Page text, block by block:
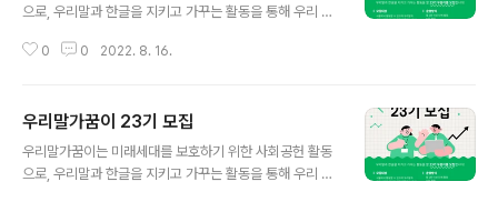
으로, 우리말과 한글을 지키고 가꾸는 활동을 통해 우리 문
배려하는 언어문화 환경을 만드는 일을 합니다. ​ ▣ 지원하
을 대상으로 우리말 사랑 행사를 진행합니다. ​ 우리말가꿈
이는 단지 순우리말 혹은 토박이말을 소개하고 홍보하는
활동에만 그치지 않고, 우리말과 한글을 함부로 사용하여
0 0 2022. 8. 16.
우리말가꿈이 23기 모집
우리말가꿈이는 미래세대를 보호하기 위한 사회공헌 활동
으로, 우리말과 한글을 지키고 가꾸는 활동을 통해 우리 문